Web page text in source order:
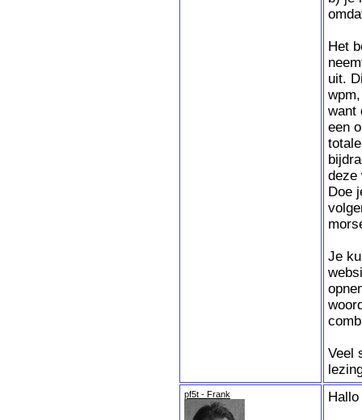
Het
uit.
want
een
deze
Doe
Je
Veel
pf5t - Frank